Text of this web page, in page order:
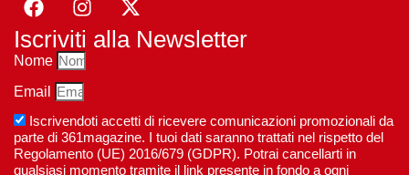
Iscriviti alla Newsletter
Nome
Email
Iscrivendoti accetti di ricevere comunicazioni promozionali da
parte di 361magazine. I tuoi dati saranno trattati nel rispetto del
Regolamento (UE) 2016/679 (GDPR). Potrai cancellarti in
qualsiasi momento tramite il link presente in fondo a ogni